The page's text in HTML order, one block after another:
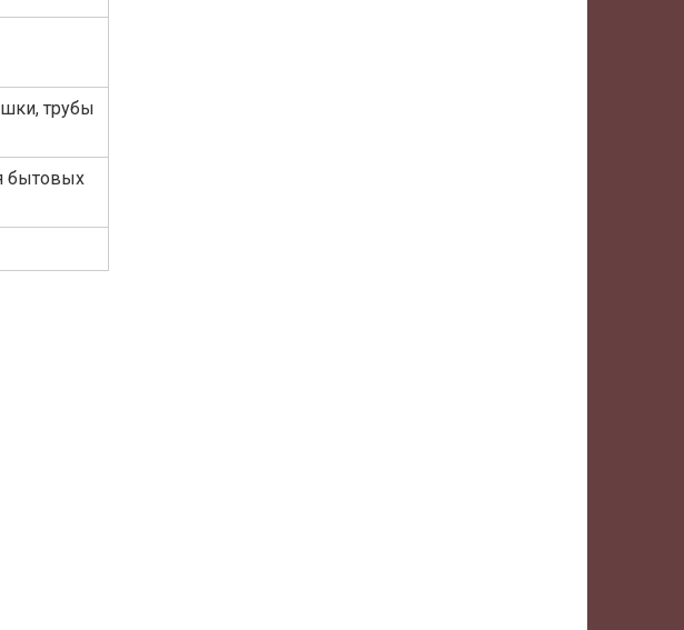
трубы
бытовых